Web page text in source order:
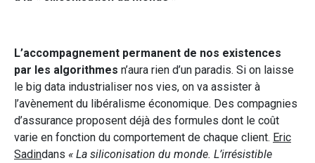
L’accompagnement permanent de nos existences
par les algorithmes n’aura rien d’un paradis. Si on laisse
le big data industrialiser nos vies, on va assister à
l’avènement du libéralisme économique. Des compagnies
d’assurance proposent déjà des formules dont le coût
varie en fonction du comportement de chaque client. Eric
Sadindans « La siliconisation du monde. L’irrésistible